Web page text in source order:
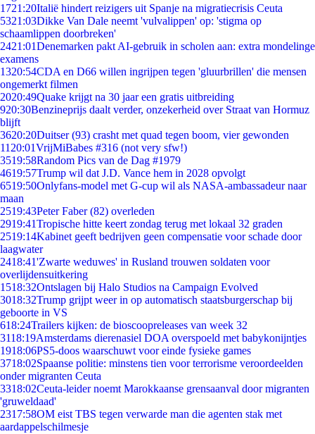
1721:20Italië hindert reizigers uit Spanje na migratiecrisis Ceuta
5321:03Dikke Van Dale neemt 'vulvalippen' op: 'stigma op
schaamlippen doorbreken'
2421:01Denemarken pakt AI-gebruik in scholen aan: extra mondelinge
examens
1320:54CDA en D66 willen ingrijpen tegen 'gluurbrillen' die mensen
ongemerkt filmen
2020:49Quake krijgt na 30 jaar een gratis uitbreiding
920:30Benzineprijs daalt verder, onzekerheid over Straat van Hormuz
blijft
3620:20Duitser (93) crasht met quad tegen boom, vier gewonden
11 20:01VrijMiBabes #316 (not very sfw!)
3519:58Random Pics van de Dag #1979
4619:57Trump wil dat J.D. Vance hem in 2028 opvolgt
6519:50Onlyfans-model met G-cup wil als NASA-ambassadeur naar
maan
2519:43Peter Faber (82) overleden
2919:41Tropische hitte keert zondag terug met lokaal 32 graden
2519:14Kabinet geeft bedrijven geen compensatie voor schade door
laagwater
2418:41'Zwarte weduwes' in Rusland trouwen soldaten voor
overlijdensuitkering
1518:32Ontslagen bij Halo Studios na Campaign Evolved
3018:32Trump grijpt weer in op automatisch staatsburgerschap bij
geboorte in VS
618:24Trailers kijken: de bioscoopreleases van week 32
3118:19Amsterdams dierenasiel DOA overspoeld met babykonijntjes
1918:06PS5-doos waarschuwt voor einde fysieke games
3718:02Spaanse politie: minstens tien voor terrorisme veroordeelden
onder migranten Ceuta
3318:02Ceuta-leider noemt Marokkaanse grensaanval door migranten
'gruweldaad'
2317:58OM eist TBS tegen verwarde man die agenten stak met
aardappelschilmesje